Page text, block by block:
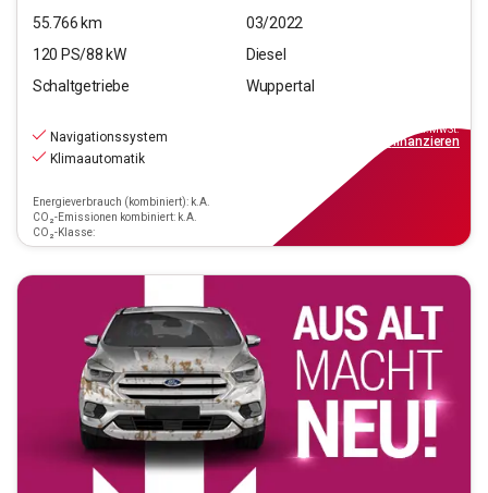
55.766 km
03/2022
120 PS/88 kW
Diesel
Schaltgetriebe
Wuppertal
Navigationssystem
Klimaautomatik
Energieverbrauch (kombiniert): k.A.
CO₂-Emissionen kombiniert: k.A.
CO₂-Klasse:
inkl.MwSt.
finanzieren